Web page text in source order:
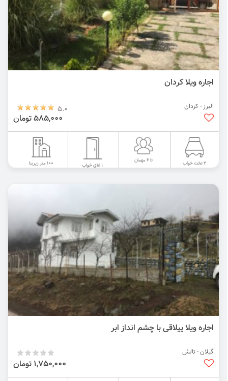
اجاره ویلا کردان
البرز - کردان 5.0
585,000 تومان
2 تخت خواب تا 6 مهمان
1 اتاق خواب 100 متر زیربنا
اجاره ویلا ییلاقی با چشم انداز ابر
گیلان - تالش
1,750,000 تومان